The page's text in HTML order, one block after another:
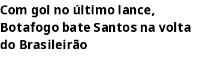
Com gol no último lance,
Botafogo bate Santos na volta
do Brasileirão